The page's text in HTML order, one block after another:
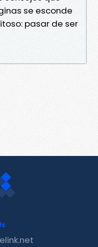
se esconde
pasar de ser